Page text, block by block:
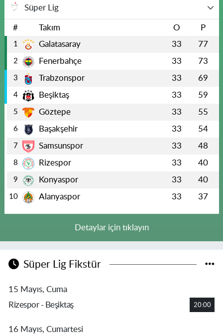
Süper Lig
# Takım O P
1 Galatasaray 33 77
2 Fenerbahçe 33 73
3 Trabzonspor 33 69
4 Beşiktaş 33 59
5 Göztepe 33 55
6 Başakşehir 33 54
7 Samsunspor 33 48
8 Rizespor 33 40
9 Konyaspor 33 40
10 Alanyaspor 33 37
Detaylar için tıklayın
Süper Lig Fikstür
15 Mayıs, Cuma
Rizespor - Beşiktaş
20:00
16 Mayıs, Cumartesi